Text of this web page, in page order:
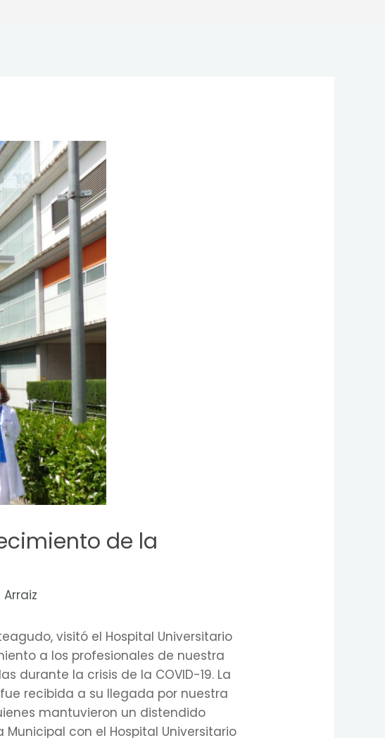
de la
Arraiz
visitó el Hospital Universitario
a los profesionales de nuestra
durante la crisis de la COVID-19. La
recibida a su llegada por nuestra
mantuvieron un distendido
con el Hospital Universitario